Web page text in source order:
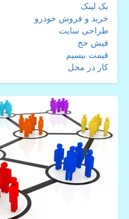
بک لینک
خرید و فروش خودرو
طراحی سایت
فیش حج
قیمت بیسیم
کار در محل